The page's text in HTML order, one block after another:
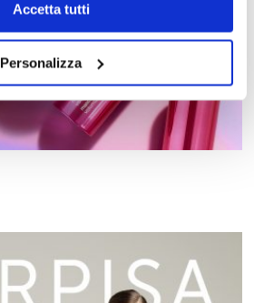
Accetta tutti
Personalizza